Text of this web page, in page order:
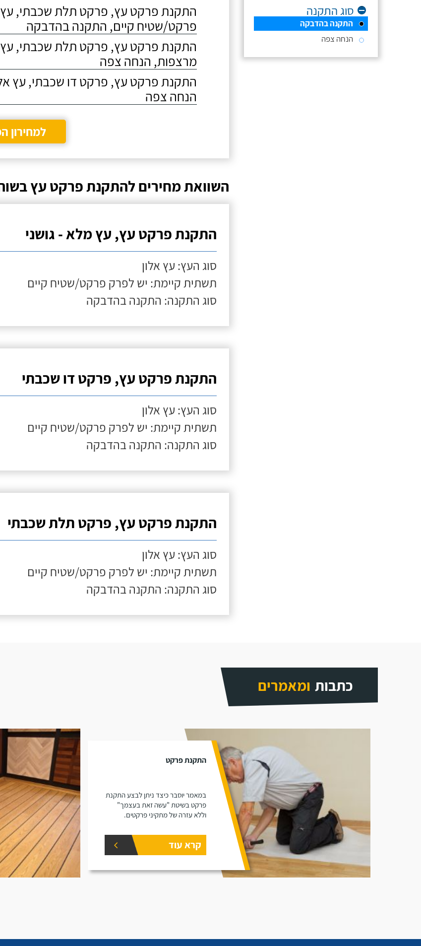
סוג התקנה
התקנה בהדבקה
הנחה צפה
התקנת פרקט עץ, פרקט תלת שכבתי, עץ
פרקט/שטיח קיים, התקנה בהדבקה
התקנת פרקט עץ, פרקט תלת שכבתי, עץ
מרצפות, הנחה צפה
התקנת פרקט עץ, פרקט דו שכבתי, עץ
הנחה צפה
למחירון
השוואת מחירים להתקנת פרקט עץ
התקנת פרקט עץ, עץ מלא - גושני
סוג העץ: עץ אלון
תשתית קיימת: יש לפרק פרקט/שטיח קיים
סוג התקנה: התקנה בהדבקה
התקנת פרקט עץ, פרקט דו שכבתי
סוג העץ: עץ אלון
תשתית קיימת: יש לפרק פרקט/שטיח קיים
סוג התקנה: התקנה בהדבקה
התקנת פרקט עץ, פרקט תלת שכבתי
סוג העץ: עץ אלון
תשתית קיימת: יש לפרק פרקט/שטיח קיים
סוג התקנה: התקנה בהדבקה
כתבות ומאמרים
התקנת פרקט
במאמר יוסבר כיצד ניתן לבצע התקנת
פרקט בשיטת "עשה זאת בעצמך"
וללא עזרה של מתקיני פרקטים.
קרא עוד